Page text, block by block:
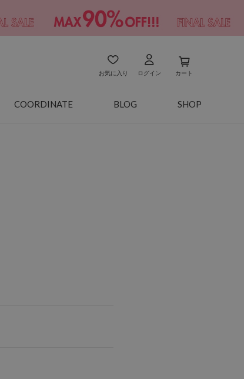
お気に入り ログイン カート
COORDINATE BLOG SHOP